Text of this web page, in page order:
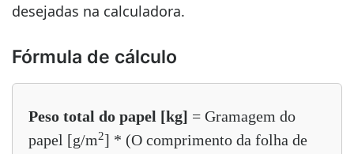
desejadas na calculadora.
Fórmula de cálculo
Peso total do papel [kg] = Gramagem do
papel [g/m2] * (O comprimento da folha de